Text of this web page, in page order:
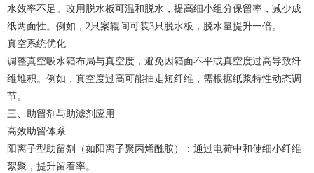
水效率不足。改用脱水板可温和脱水，提高细小组分保留率，减少成
纸两面性。例如，2只案辊间可装3只脱水板，脱水量提升一倍。
真空系统优化
调整真空吸水箱布局与真空度，避免因箱面不平或真空度过高导致纤
维堆积。例如，真空度过高可能抽走短纤维，需根据纸浆特性动态调
节。
三、助留剂与助滤剂应用
高效助留体系
阳离子型助留剂（如阳离子聚丙烯酰胺）：通过电荷中和使细小纤维
絮聚，提升留着率。